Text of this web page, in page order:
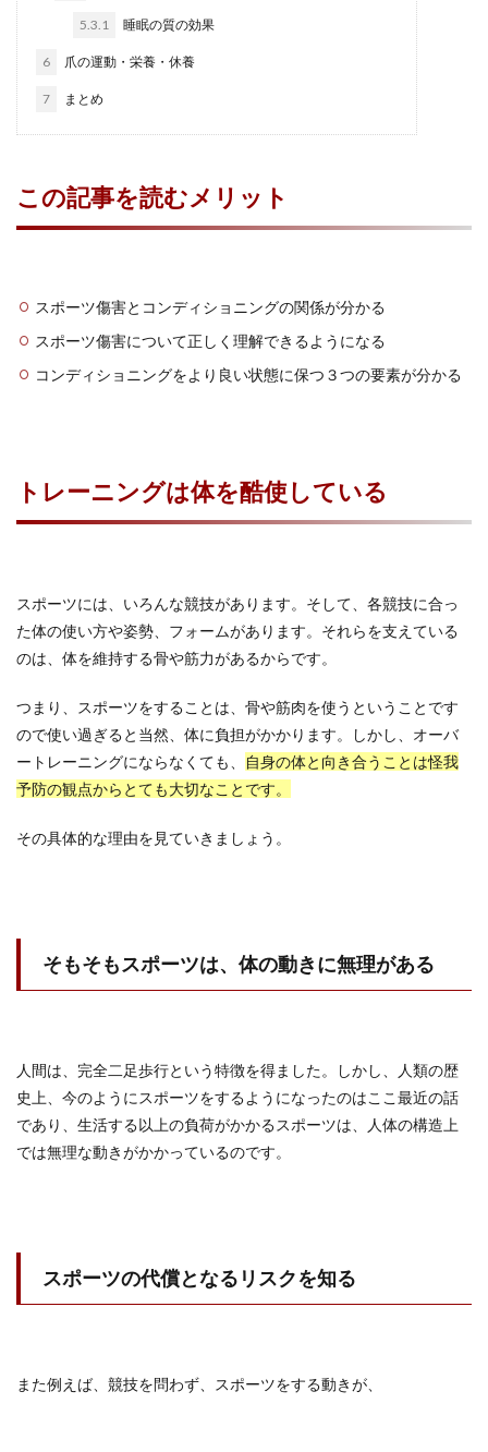
5.3.1 睡眠の質の効果
6 爪の運動・栄養・休養
7 まとめ
この記事を読むメリット
スポーツ傷害とコンディショニングの関係が分かる
スポーツ傷害について正しく理解できるようになる
コンディショニングをより良い状態に保つ３つの要素が分かる
トレーニングは体を酷使している
スポーツには、いろんな競技があります。そして、各競技に合っ
た体の使い方や姿勢、フォームがあります。それらを支えている
のは、体を維持する骨や筋力があるからです。
つまり、スポーツをすることは、骨や筋肉を使うということです
ので使い過ぎると当然、体に負担がかかります。しかし、オーバ
ートレーニングにならなくても、
自身の体と向き合うことは怪我
予防の観点からとても大切なことです。
その具体的な理由を見ていきましょう。
そもそもスポーツは、体の動きに無理がある
人間は、完全二足歩行という特徴を得ました。しかし、人類の歴
史上、今のようにスポーツをするようになったのはここ最近の話
であり、生活する以上の負荷がかかるスポーツは、人体の構造上
では無理な動きがかかっているのです。
スポーツの代償となるリスクを知る
また例えば、競技を問わず、スポーツをする動きが、